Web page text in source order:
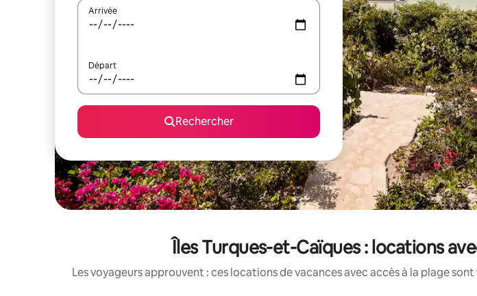
Arrivée
Départ
Rechercher
Îles Turques-et-Caïques : locations
Les voyageurs approuvent : ces locations de vacances avec accès à la plage